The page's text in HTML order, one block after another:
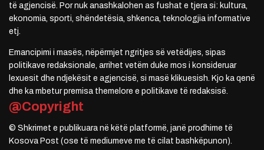
të agjencisë. Por nuk anashkalohen as fushat e tjera si: kultura,
ekonomia, sporti, shëndetësia, shkenca, teknologjia informative
etj.
Emancipimi i masës, nëpërmjet ngritjes së vetëdijes, sipas
politikave redaksionale, arrihet vetëm duke mos i konsideruar
lexuesit dhe ndjekësit e agjencisë, si masë klikuesish. Kjo ka qenë
dhe ka mbetur premisa themelore e politikave të redaksisë.
@Copyright
© Shkrimet e publikuara në këtë platformë, janë prodhime të
Kosova Post (ose të mediumeve me të cilat bashkëpunon).